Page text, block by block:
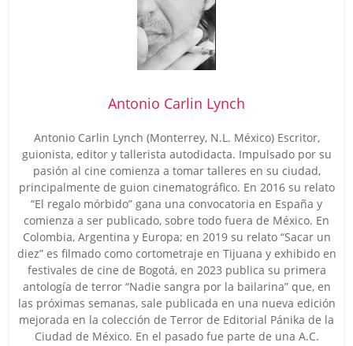
Antonio Carlin Lynch
Antonio Carlin Lynch (Monterrey, N.L. México) Escritor,
guionista, editor y tallerista autodidacta. Impulsado por su
pasión al cine comienza a tomar talleres en su ciudad,
principalmente de guion cinematográfico. En 2016 su relato
“El regalo mórbido” gana una convocatoria en España y
comienza a ser publicado, sobre todo fuera de México. En
Colombia, Argentina y Europa; en 2019 su relato “Sacar un
diez” es filmado como cortometraje en Tijuana y exhibido en
festivales de cine de Bogotá, en 2023 publica su primera
antología de terror “Nadie sangra por la bailarina” que, en
las próximas semanas, sale publicada en una nueva edición
mejorada en la colección de Terror de Editorial Pánika de la
Ciudad de México. En el pasado fue parte de una A.C.